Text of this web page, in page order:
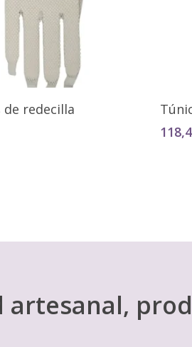
Seleccionar Opciones
de redecilla
artesanal,